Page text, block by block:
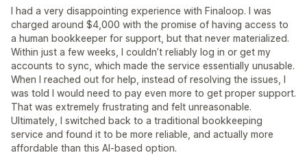
I had a very disappointing experience with Finaloop. I was
charged around $4,000 with the promise of having access to
a human bookkeeper for support, but that never materialized.
Within just a few weeks, I couldn’t reliably log in or get my
accounts to sync, which made the service essentially unusable.
When I reached out for help, instead of resolving the issues, I
was told I would need to pay even more to get proper support.
That was extremely frustrating and felt unreasonable.
Ultimately, I switched back to a traditional bookkeeping
service and found it to be more reliable, and actually more
affordable than this AI-based option.